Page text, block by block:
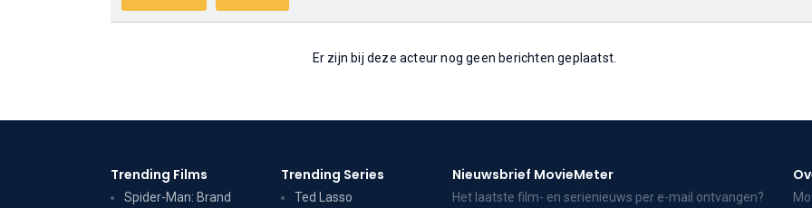
Er zijn bij deze acteur nog geen berichten geplaatst.
Trending Films
Spider-Man: Brand
Trending Series
Ted Lasso
Nieuwsbrief MovieMeter
Het laatste film- en serienieuws per e-mail ontvangen?